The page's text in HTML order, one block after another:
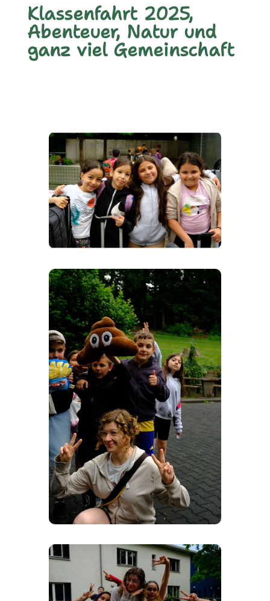
Klassenfahrt 2025,
Abenteuer, Natur und
ganz viel Gemeinschaft